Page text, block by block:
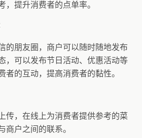
，提升消费者的点单率。
的朋友圈，商户可以随时随地发布
，可以发布节日活动、优惠活动等
者的互动，提高消费者的黏性。
传，在线上为消费者提供参考的菜
商户之间的联系。